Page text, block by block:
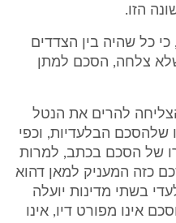
הזו.
כי כל שהיה בין הצדדים
צלחה, הסכם למתן
להרים את הנטל
שלהסכם הבלעדיות, וכפי
של הסכם בכתב, למרות
כזה המעניק למאן דהוא
בשתי מדינות יועלה
אינו מפורט דיו, אינו